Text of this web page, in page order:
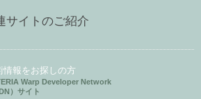
サイトのご紹介
情報をお探しの方
Warp Developer Network
）サイト